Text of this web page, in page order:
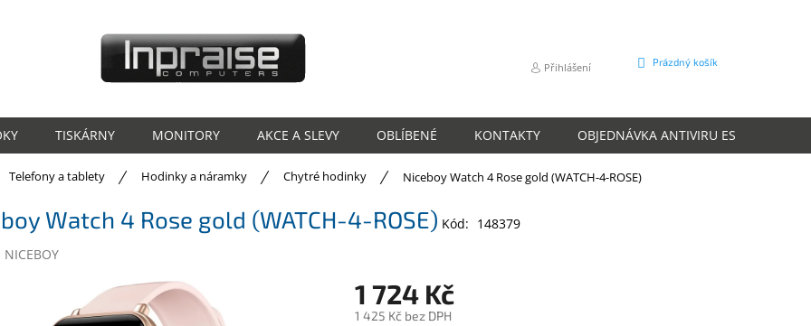
Přihlášení
NÁKUPNÍ
Prázdný košík
TISKÁRNY MONITORY AKCE A SLEVY OBLÍBENÉ KONTAKTY OBJEDNÁVKA ANTIVIRU ESET
Telefony a tablety Hodinky a náramky Chytré hodinky Niceboy Watch 4 Rose gold (WATCH-4-ROSE)
Watch 4 Rose gold (WATCH-4-ROSE) Kód: 148379
NICEBOY
1 724 Kč
1 425 Kč bez DPH